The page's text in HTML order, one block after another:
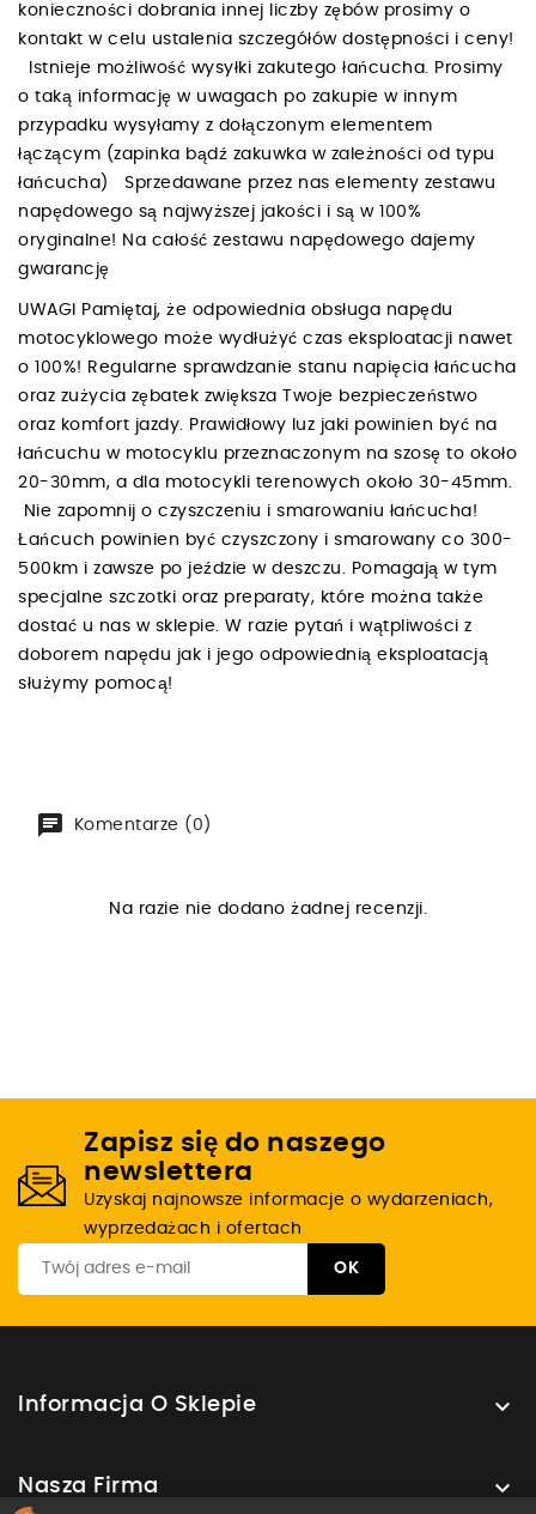
konieczności dobrania innej liczby zębów prosimy o
kontakt w celu ustalenia szczegółów dostępności i ceny!
Istnieje możliwość wysyłki zakutego łańcucha. Prosimy
o taką informację w uwagach po zakupie w innym
przypadku wysyłamy z dołączonym elementem
łączącym (zapinka bądź zakuwka w zależności od typu
łańcucha) Sprzedawane przez nas elementy zestawu
napędowego są najwyższej jakości i są w 100%
oryginalne! Na całość zestawu napędowego dajemy
gwarancję
UWAGI Pamiętaj, że odpowiednia obsługa napędu
motocyklowego może wydłużyć czas eksploatacji nawet
o 100%! Regularne sprawdzanie stanu napięcia łańcucha
oraz zużycia zębatek zwiększa Twoje bezpieczeństwo
oraz komfort jazdy. Prawidłowy luz jaki powinien być na
łańcuchu w motocyklu przeznaczonym na szosę to około
20-30mm, a dla motocykli terenowych około 30-45mm.
Nie zapomnij o czyszczeniu i smarowaniu łańcucha!
Łańcuch powinien być czyszczony i smarowany co 300-
500km i zawsze po jeździe w deszczu. Pomagają w tym
specjalne szczotki oraz preparaty, które można także
dostać u nas w sklepie. W razie pytań i wątpliwości z
doborem napędu jak i jego odpowiednią eksploatacją
służymy pomocą!
Komentarze (0)
Na razie nie dodano żadnej recenzji.
Zapisz się do naszego
newslettera
Uzyskaj najnowsze informacje o wydarzeniach,
wyprzedażach i ofertach
Informacja O Sklepie 
Nasza Firma 